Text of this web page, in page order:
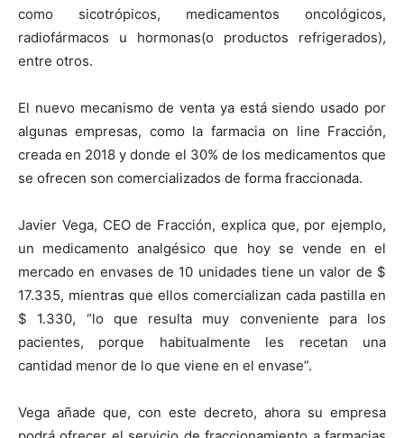
como sicotrópicos, medicamentos oncológicos,
radiofármacos u hormonas(o productos refrigerados),
entre otros.
El nuevo mecanismo de venta ya está siendo usado por
algunas empresas, como la farmacia on line Fracción,
creada en 2018 y donde el 30% de los medicamentos que
se ofrecen son comercializados de forma fraccionada.
Javier Vega, CEO de Fracción, explica que, por ejemplo,
un medicamento analgésico que hoy se vende en el
mercado en envases de 10 unidades tiene un valor de $
17.335, mientras que ellos comercializan cada pastilla en
$ 1.330, “lo que resulta muy conveniente para los
pacientes, porque habitualmente les recetan una
cantidad menor de lo que viene en el envase”.
Vega añade que, con este decreto, ahora su empresa